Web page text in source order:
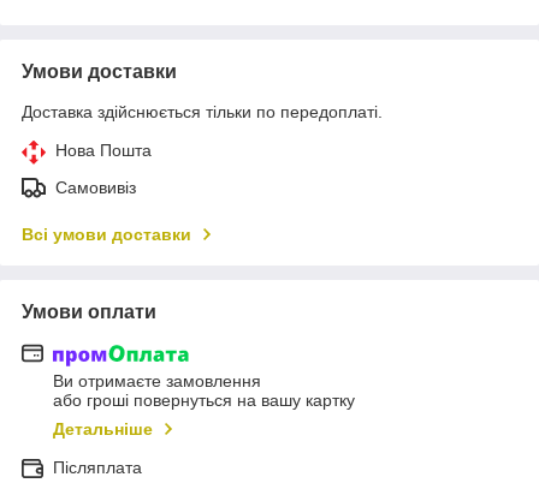
Умови доставки
Доставка здійснюється тільки по передоплаті.
Нова Пошта
Самовивіз
Всі умови доставки
Умови оплати
Ви отримаєте замовлення
або гроші повернуться на вашу картку
Детальніше
Післяплата